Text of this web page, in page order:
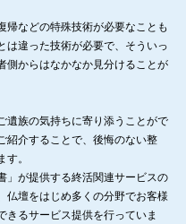
帰などの特殊技術が必要なことも
は違った技術が必要で、そういっ
側からはなかなか見分けることが
遺族の気持ちに寄り添うことがで
紹介することで、後悔のない整
。
」が提供する終活関連サービスの
仏壇をはじめ多くの分野でお客様
きるサービス提供を行っていま